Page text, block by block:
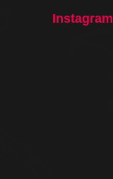
Instagram